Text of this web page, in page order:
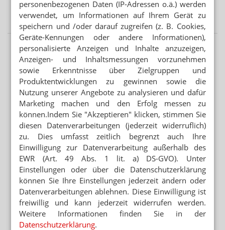
personenbezogenen Daten (IP-Adressen o.ä.) werden
verwendet, um Informationen auf Ihrem Gerät zu
speichern und /oder darauf zugreifen (z. B. Cookies,
Geräte-Kennungen oder andere Informationen),
personalisierte Anzeigen und Inhalte anzuzeigen,
Anzeigen- und Inhaltsmessungen vorzunehmen
sowie Erkenntnisse über Zielgruppen und
Produktentwicklungen zu gewinnen sowie die
Nutzung unserer Angebote zu analysieren und dafür
Marketing machen und den Erfolg messen zu
können.Indem Sie "Akzeptieren" klicken, stimmen Sie
diesen Datenverarbeitungen (jederzeit widerruflich)
zu. Dies umfasst zeitlich begrenzt auch Ihre
Einwilligung zur Datenverarbeitung außerhalb des
EWR (Art. 49 Abs. 1 lit. a) DS-GVO). Unter
Einstellungen oder über die Datenschutzerklärung
können Sie Ihre Einstellungen jederzeit ändern oder
Datenverarbeitungen ablehnen. Diese Einwilligung ist
freiwillig und kann jederzeit widerrufen werden.
Weitere Informationen finden Sie in der
Datenschutzerklärung.
WEITER FLAUTE IN APOTHEKEN
Erstes Halbjahr: 7 Prozent weniger OTC-Packungen